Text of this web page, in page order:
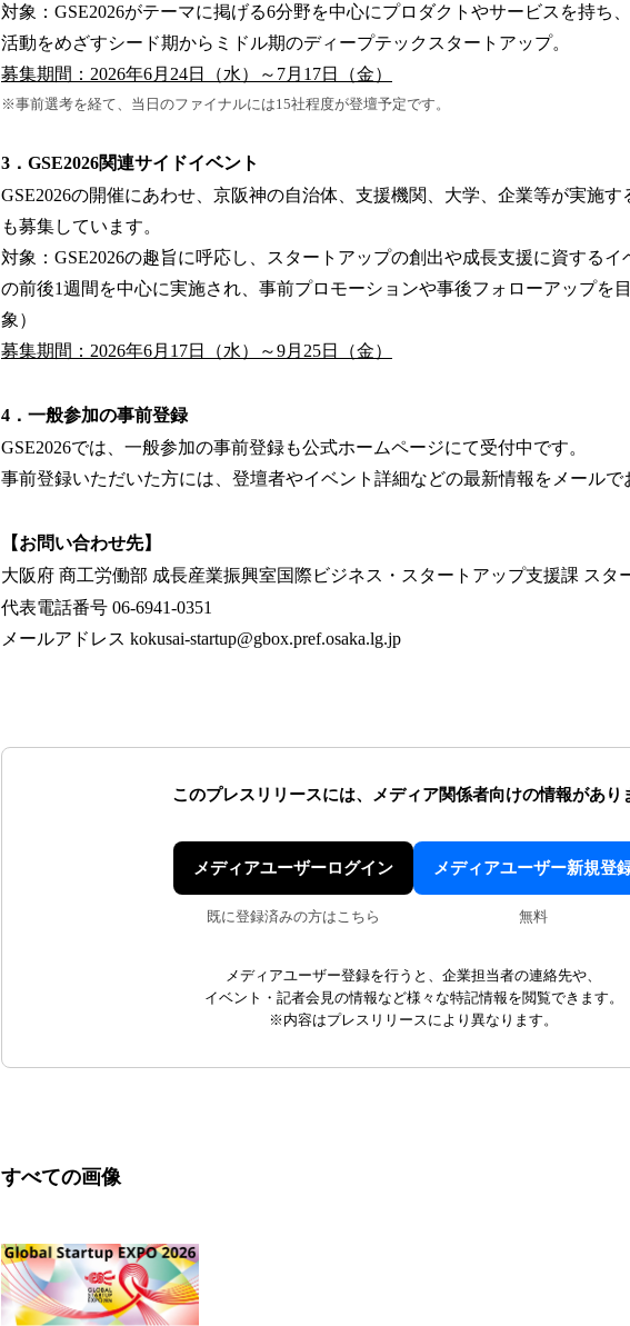
対象：GSE2026がテーマに掲げる6分野を中心にプロダクトやサービスを持ち
活動をめざすシード期からミドル期のディープテックスタートアップ。
募集期間：2026年6月24日（水）～7月17日（金）
※事前選考を経て、当日のファイナルには15社程度が登壇予定です。
3．GSE2026関連サイドイベント
GSE2026の開催にあわせ、京阪神の自治体、支援機関、大学、企業等が実施
も募集しています。
対象：GSE2026の趣旨に呼応し、スタートアップの創出や成長支援に資するイ
の前後1週間を中心に実施され、事前プロモーションや事後フォローアップを
象）
募集期間：2026年6月17日（水）～9月25日（金）
4．一般参加の事前登録
GSE2026では、一般参加の事前登録も公式ホームページにて受付中です。
事前登録いただいた方には、登壇者やイベント詳細などの最新情報をメールで
【お問い合わせ先】
大阪府 商工労働部 成長産業振興室国際ビジネス・スタートアップ支援課 スタ
代表電話番号 06-6941-0351
メールアドレス kokusai-startup@gbox.pref.osaka.lg.jp
このプレスリリースには、 メディア関係者向けの情報があり
メディアユーザーログイン
既に登録済みの方はこちら
メディアユーザー新規登
無料
メディアユーザー登録を行うと、企業担当者の連絡先や、
イベント・記者会見の情報など様々な特記情報を閲覧できます。
※内容はプレスリリースにより異なります。
すべての画像